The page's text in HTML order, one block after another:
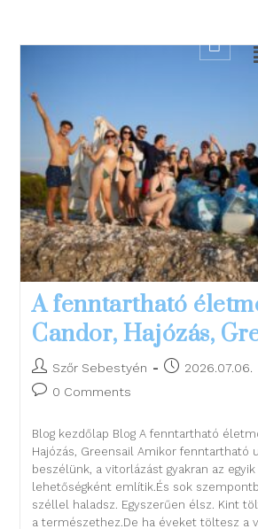
A fenntartható
Candor, Hajózás,
Szőr Sebestyén 2026.07.06.
0 Comments
Blog kezdőlap Blog A fenntartható
Hajózás, Greensail Amikor fenntartható
beszélünk, a vitorlázást gyakran az
lehetőségként említik.És sok
széllel haladsz. Egyszerűen élsz. Kint
a természethez.De ha éveket töltesz a